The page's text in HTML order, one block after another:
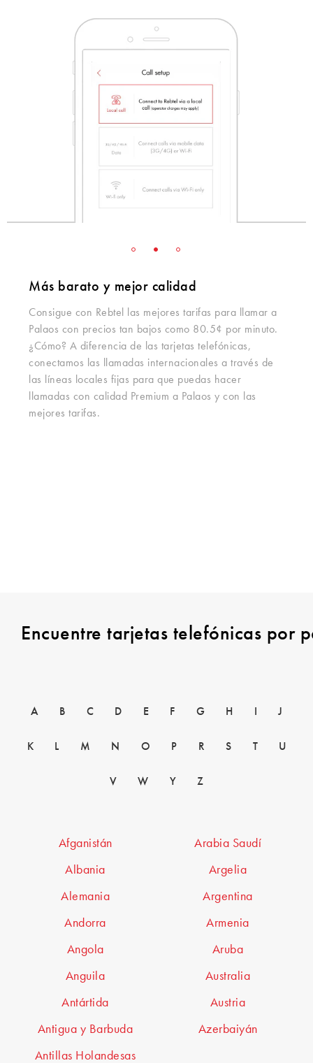
Más barato y mejor calidad
Consigue con Rebtel las mejores tarifas para llamar a
Palaos con precios tan bajos como 80.5¢ por minuto.
¿Cómo? A diferencia de las tarjetas telefónicas,
conectamos las llamadas internacionales a través de
las líneas locales fijas para que puedas hacer
llamadas con calidad Premium a Palaos y con las
mejores tarifas.
Encuentre tarjetas telefónicas por
A B C D E F G H J
K L M N O P R S T U
V W Y Z
Afganistán
Albania
Alemania
Andorra
Angola
Anguila
Antártida
Antigua y Barbuda
Antillas Holandesas
Arabia Saudí
Argelia
Argentina
Armenia
Aruba
Australia
Austria
Azerbaiyán